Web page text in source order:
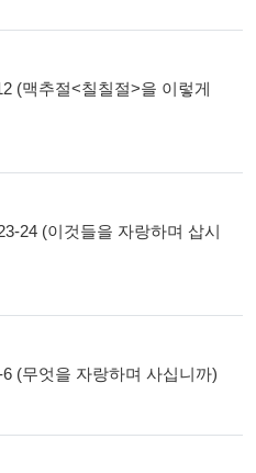
(맥추절<칠칠절>을 이렇게
24 (이것들을 자랑하며 삽시
(무엇을 자랑하며 사십니까)